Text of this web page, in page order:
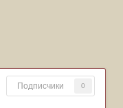
Подписчики 0